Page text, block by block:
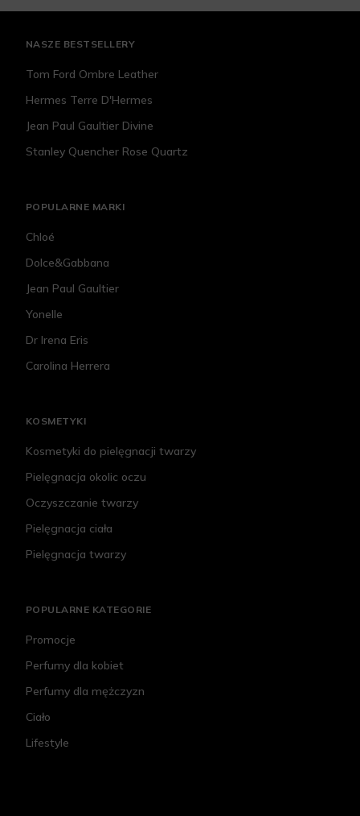
NASZE BESTSELLERY
Tom Ford Ombre Leather
Hermes Terre D'Hermes
Jean Paul Gaultier Divine
Stanley Quencher Rose Quartz
POPULARNE MARKI
Chloé
Dolce&Gabbana
Jean Paul Gaultier
Yonelle
Dr Irena Eris
Carolina Herrera
KOSMETYKI
Kosmetyki do pielęgnacji twarzy
Pielęgnacja okolic oczu
Oczyszczanie twarzy
Pielęgnacja ciała
Pielęgnacja twarzy
POPULARNE KATEGORIE
Promocje
Perfumy dla kobiet
Perfumy dla mężczyzn
Ciało
Lifestyle